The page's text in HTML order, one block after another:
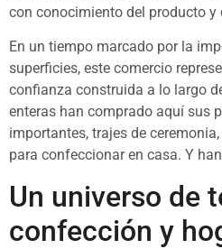
con conocimiento del producto y
En un tiempo marcado por la
superficies, este comercio
confianza construida a lo largo
enteras han comprado aquí sus
importantes, trajes de
para confeccionar en casa. Y
Un universo de
confección y